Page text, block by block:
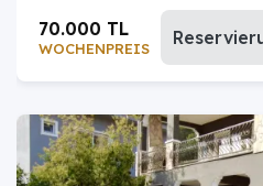
WOCHENPREIS
70.000 TL